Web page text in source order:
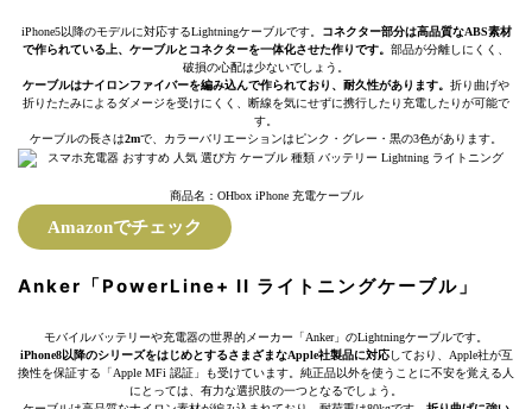
iPhone5以降のモデルに対応するLightningケーブルです。
コネクター部分は高品質なABS素材
で作られている上、ケーブルとコネクターを一体化させた作りです。 部品が分離しにくく、
破損の心配は少ないでしょう。
ケーブルはナイロンファイバーを編み込んで作られており、耐久性があります。 折り曲げや
折りたたみによるダメージを受けにくく、断線を気にせずに携行したり充電したりが可能で
す。
ケーブルの長さは2mで、カラーバリエーションはピンク・グレー・黒の3色があります。
商品名：OHbox iPhone 充電ケーブル
Amazonでチェック
Anker「PowerLine+ II ライトニングケーブル」
モバイルバッテリーや充電器の世界的メーカー「Anker」のLightningケーブルです。
iPhone8以降のシリーズをはじめとするさまざまなApple社製品に対応しており、Apple社が互
換性を保証する「Apple MFi 認証」も受けています。純正品以外を使うことに不安を覚える人
にとっては、有力な選択肢の一つとなるでしょう。